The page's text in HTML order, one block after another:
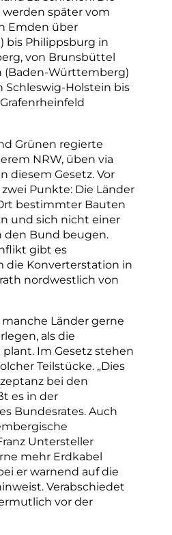
später vom
Emden über
bis Philippsburg in
von Brunsbüttel
(Baden-Württemberg)
Schleswig-Holstein bis
Grünen regierte
NRW, üben via
diesem Gesetz. Vor
Punkte: Die Länder
bestimmter Bauten
und sich nicht einer
den Bund beugen.
gibt es
die Konverterstation in
nordwestlich von
Länder gerne
als die
Im Gesetz stehen
Teilstücke. „Dies
bei den
es in der
Bundesrates. Auch
Untersteller
mehr Erdkabel
er warnend auf die
Verabschiedet
vor der